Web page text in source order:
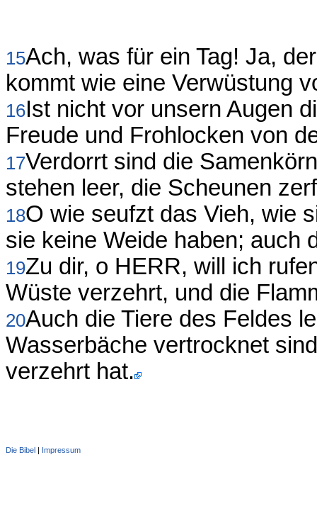
15Ach, was für ein Tag! Ja,
kommt wie eine Verwüstung
16Ist nicht vor unsern Augen
Freude und Frohlocken von
17Verdorrt sind die
stehen leer, die Scheunen
18O wie seufzt das Vieh, wie
sie keine Weide haben; auch
19Zu dir, o HERR, will ich
Wüste verzehrt, und die
20Auch die Tiere des Feldes
Wasserbäche vertrocknet
verzehrt hat.
Die Bibel Impressum